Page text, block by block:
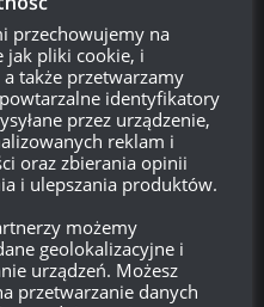
przechowujemy na
jak pliki cookie, i
także przetwarzamy
identyfikatory
przez urządzenie,
reklam i
oraz zbierania opinii
i ulepszania produktów.
możemy
geolokalizacyjne i
urządzeń. Możesz
przetwarzanie danych